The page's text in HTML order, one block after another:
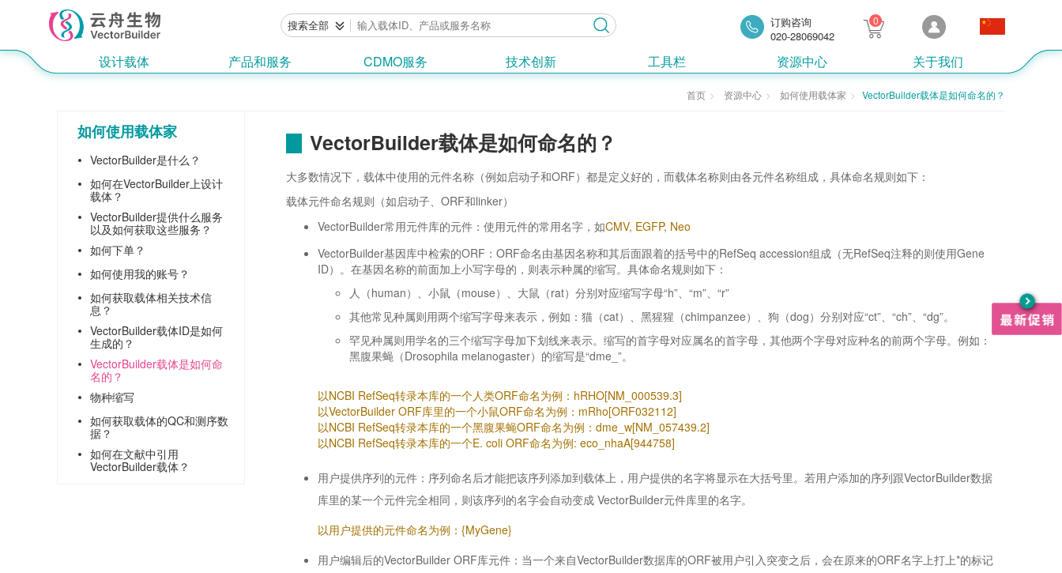
搜索全部 0
订购咨询
020-28069042
设计载体 产品和服务 CDMO服务 技术创新 工具栏 资源中心 关于我们
首页 资源中心 如何使用载体家 VectorBuilder载体是如何命名的？
如何使用载体家
VectorBuilder是什么？
如何在VectorBuilder上设计
载体？
VectorBuilder提供什么服务
以及如何获取这些服务？
如何下单？
如何使用我的账号？
如何获取载体相关技术信
息？
VectorBuilder载体ID是如何
生成的？
VectorBuilder载体是如何命
名的？
物种缩写
如何获取载体的QC和测序数
据？
如何在文献中引用
VectorBuilder载体？
VectorBuilder载体是如何命名的？
大多数情况下，载体中使用的元件名称（例如启动子和ORF）都是定义好的，而载体名称则由各元件名称组成，具体命名规则如下：
载体元件命名规则（如启动子、ORF和linker）
VectorBuilder常用元件库的元件：使用元件的常用名字，如CMV, EGFP, Neo
VectorBuilder基因库中检索的ORF：ORF命名由基因名称和其后面跟着的括号中的RefSeq accession组成（无RefSeq注释的则使用Gene
ID）。在基因名称的前面加上小写字母的，则表示种属的缩写。具体命名规则如下：
人（human）、小鼠（mouse）、大鼠（rat）分别对应缩写字母“h”、“m”、“r”
其他常见种属则用两个缩写字母来表示，例如：猫（cat）、黑猩猩（chimpanzee）、狗（dog）分别对应“ct”、“ch”、“dg”。
罕见种属则用学名的三个缩写字母加下划线来表示。缩写的首字母对应属名的首字母，其他两个字母对应种名的前两个字母。例如：
黑腹果蝇（Drosophila melanogaster）的缩写是“dme_”。
以NCBI RefSeq转录本库的一个人类ORF命名为例：hRHO[NM_000539.3]
以VectorBuilder ORF库里的一个小鼠ORF命名为例：mRho[ORF032112]
以NCBI RefSeq转录本库的一个黑腹果蝇ORF命名为例：dme_w[NM_057439.2]
以NCBI RefSeq转录本库的一个E. coli ORF命名为例: eco_nhaA[944758]
用户提供序列的元件：序列命名后才能把该序列添加到载体上，用户提供的名字将显示在大括号里。若用户添加的序列跟VectorBuilder数据
库里的某一个元件完全相同，则该序列的名字会自动变成 VectorBuilder元件库里的名字。
以用户提供的元件命名为例：{MyGene}
用户编辑后的VectorBuilder ORF库元件：当一个来自VectorBuilder数据库的ORF被用户引入突变之后，会在原来的ORF名字上打上*的标记